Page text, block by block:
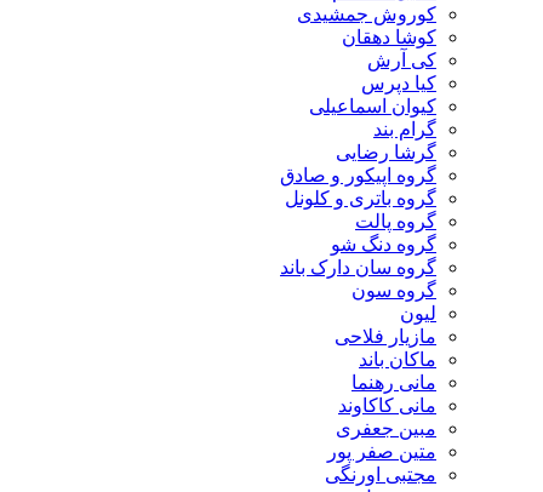
کوروش جمشیدی
کوشا دهقان
کی آرش
کیا دپرس
کیوان اسماعیلی
گرام بند
گرشا رضایی
گروه اپیکور و صادق
گروه باتری و کلونل
گروه پالت
گروه دنگ شو
گروه سان دارک باند
گروه سون
لیون
مازیار فلاحی
ماکان باند
مانی رهنما
مانی کاکاوند
مبین جعفری
متین صفر پور
مجتبی اورنگی